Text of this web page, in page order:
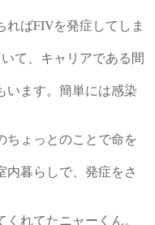
ばFIVを発症してしま
て、キャリアである間
ます。簡単には感染
ょっとのことで命を
暮らしで、発症をさ
れてたニャーくん。